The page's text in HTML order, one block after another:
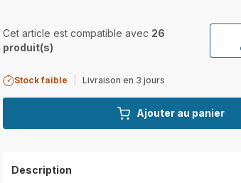
Cet article est compatible avec 26
produit(s)
Stock faible Livraison en 3 jours
Ajouter au panier
Description